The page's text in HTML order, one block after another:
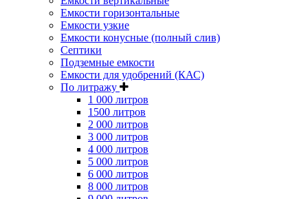
Емкости горизонтальные
Емкости узкие
Емкости конусные (полный слив)
Септики
Подземные емкости
Емкости для удобрений (КАС)
По литражу
1 000 литров
1500 литров
2 000 литров
3 000 литров
4 000 литров
5 000 литров
6 000 литров
8 000 литров